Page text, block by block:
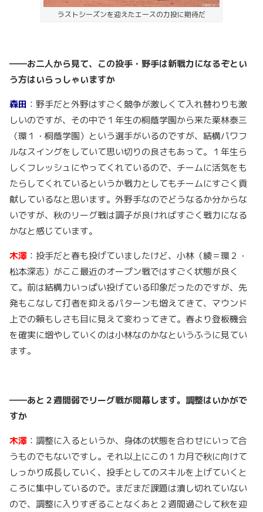
ラストシーズンを迎えたエースの力投に期待だ
――お二人から見て、この投手・野手は新戦力になるぞとい
う方はいらっしゃいますか
森田 ：野手だと外野はすごく競争が激しくて入れ替わりも激
しいのですが、その中で１年生の桐蔭学園から来た栗林泰三
（環１・桐蔭学園）という選手がいるのですが、結構パワフ
ルなスイングをしていて思い切りの良さもあって。１年生ら
しくフレッシュにやってくれているので、チームに活気をも
たらしてくれているというか戦力としてもチームにすごく貢
献しているなと思います。外野手なのでどうなるか分からな
いですが、秋のリーグ戦は調子が良ければすごく戦力になる
かなと感じています。
木澤 ：投手だと春も投げていましたけど、小林（綾＝環２・
松本深志）がここ最近のオープン戦ではすごく状態が良く
て。前は結構力いっぱい投げている印象だったのですが、先
発もこなして打者を抑えるパターンも増えてきて、マウンド
上での頼もしさも目に見えて変わってきて。春より登板機会
を確実に増やしていくのは小林なのかなというふうに見てい
ます。
――あと２週間弱でリーグ戦が開幕します。調整はいかがで
すか
木澤 ：調整に入るというか、身体の状態を合わせにいって合
うものでもないですし。それ以上にこの１カ月で秋に向けて
しっかり成長していく、投手としてのスキルを上げていくと
ころに集中しているので。まだまだ課題は潰し切れていない
ので、調整に入りすぎることなくあと２週間過ごして秋を迎